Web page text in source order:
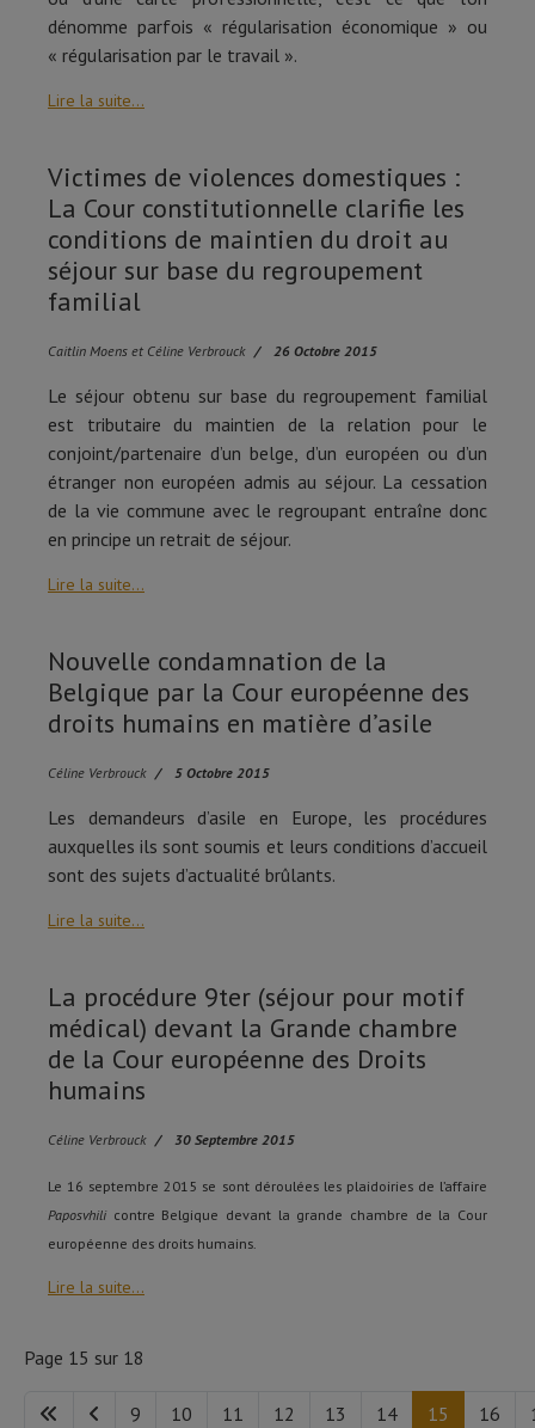
dénomme parfois « régularisation économique » ou
« régularisation par le travail ».
Lire la suite...
Victimes de violences domestiques :
La Cour constitutionnelle clarifie les
conditions de maintien du droit au
séjour sur base du regroupement
familial
Caitlin Moens et Céline Verbrouck 26 Octobre 2015
Le séjour obtenu sur base du regroupement familial
est tributaire du maintien de la relation pour le
conjoint/partenaire d’un belge, d’un européen ou d’un
étranger non européen admis au séjour. La cessation
de la vie commune avec le regroupant entraîne donc
en principe un retrait de séjour.
Lire la suite...
Nouvelle condamnation de la
Belgique par la Cour européenne des
droits humains en matière d’asile
Céline Verbrouck 5 Octobre 2015
Les demandeurs d’asile en Europe, les procédures
auxquelles ils sont soumis et leurs conditions d’accueil
sont des sujets d’actualité brûlants.
Lire la suite...
La procédure 9ter (séjour pour motif
médical) devant la Grande chambre
de la Cour européenne des Droits
humains
Céline Verbrouck 30 Septembre 2015
Le 16 septembre 2015 se sont déroulées les plaidoiries de l’affaire
Paposvhili contre Belgique devant la grande chambre de la Cour
européenne des droits humains.
Lire la suite...
Page 15 sur 18
9 10 11 12 13 14 15 16